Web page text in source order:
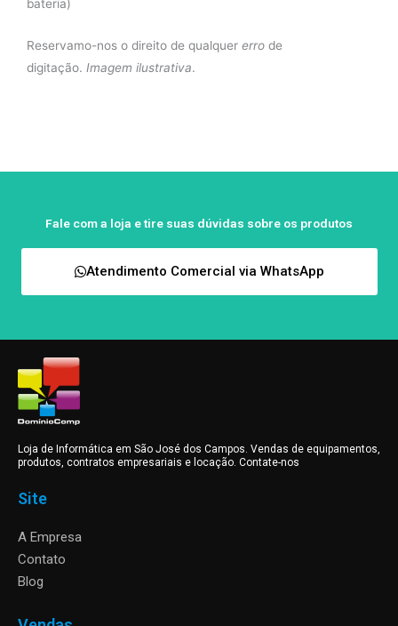
bateria)
Reservamo-nos o direito de qualquer erro de
digitação. Imagem ilustrativa.
Fale com a loja e tire suas dúvidas sobre os produtos
Atendimento Comercial via WhatsApp
Loja de Informática em São José dos Campos. Vendas de equipamentos,
produtos, contratos empresariais e locação. Contate-nos
Site
A Empresa
Contato
Blog